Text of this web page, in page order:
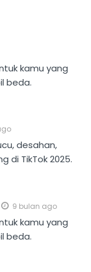
kamu yang
beda.
desahan,
di TikTok 2025.
9 bulan ago
kamu yang
beda.